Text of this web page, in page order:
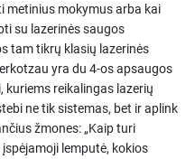
metinius mokymus arba kai
su lazerinės saugos
tam tikrų klasių lazerinės
yra du 4-os apsaugos
kuriems reikalingas lazerių
ne tik sistemas, bet ir aplink
žmones: „Kaip turi
lemputė, kokios